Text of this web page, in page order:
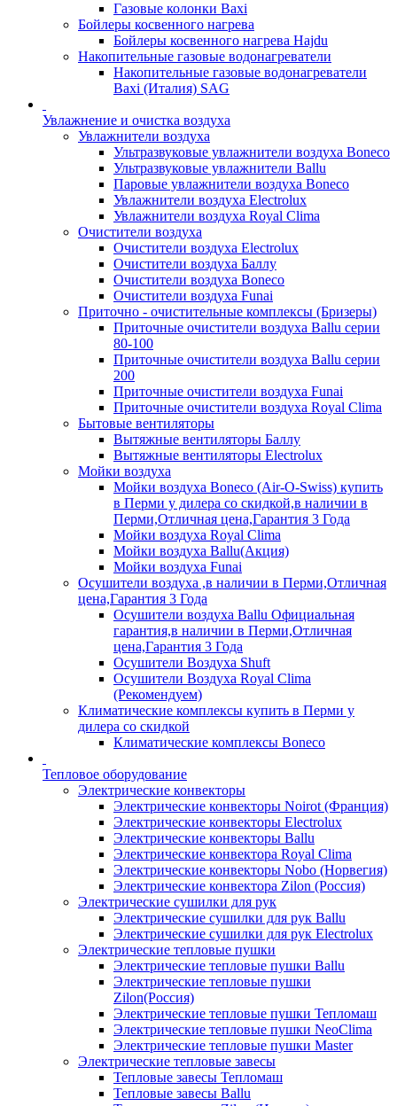
Газовые колонки Baxi
Бойлеры косвенного нагрева
Бойлеры косвенного нагрева Hajdu
Накопительные газовые водонагреватели
Накопительные газовые водонагреватели
Baxi (Италия) SAG
Увлажнение и очистка воздуха
Увлажнители воздуха
Ультразвуковые увлажнители воздуха Boneco
Ультразвуковые увлажнители Ballu
Паровые увлажнители воздуха Boneco
Увлажнители воздуха Electrolux
Увлажнители воздуха Royal Clima
Очистители воздуха
Очистители воздуха Electrolux
Очистители воздуха Баллу
Очистители воздуха Boneco
Очистители воздуха Funai
Приточно - очистительные комплексы (Бризеры)
Приточные очистители воздуха Ballu серии
80-100
Приточные очистители воздуха Ballu серии
200
Приточные очистители воздуха Funai
Приточные очистители воздуха Royal Clima
Бытовые вентиляторы
Вытяжные вентиляторы Баллу
Вытяжные вентиляторы Electrolux
Мойки воздуха
Мойки воздуха Boneco (Air-O-Swiss) купить
в Перми у дилера со скидкой,в наличии в
Перми,Отличная цена,Гарантия 3 Года
Мойки воздуха Royal Clima
Мойки воздуха Ballu(Акция)
Мойки воздуха Funai
Осушители воздуха ,в наличии в Перми,Отличная
цена,Гарантия 3 Года
Осушители воздуха Ballu Официальная
гарантия,в наличии в Перми,Отличная
цена,Гарантия 3 Года
Осушители Воздуха Shuft
Осушители Воздуха Royal Clima
(Рекомендуем)
Климатические комплексы купить в Перми у
дилера со скидкой
Климатические комплексы Boneсo
Тепловое оборудование
Электрические конвекторы
Электрические конвекторы Noirot (Франция)
Электрические конвекторы Electrolux
Электрические конвекторы Ballu
Электрические конвектора Royal Clima
Электрические конвекторы Nobo (Норвегия)
Электрические конвектора Zilon (Россия)
Электрические сушилки для рук
Электрические сушилки для рук Ballu
Электрические сушилки для рук Electrolux
Электрические тепловые пушки
Электрические тепловые пушки Ballu
Электрические тепловые пушки
Zilon(Россия)
Электрические тепловые пушки Тепломаш
Электрические тепловые пушки NeoClima
Электрические тепловые пушки Master
Электрические тепловые завесы
Тепловые завесы Тепломаш
Тепловые завесы Ballu